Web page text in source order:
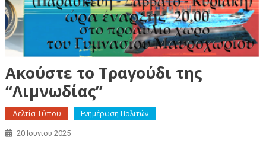
Ακούστε το Τραγούδι της
“Λιμνωδίας”
Δελτία Τύπου Ενημέρωση Πολιτών
20 Ιουνίου 2025